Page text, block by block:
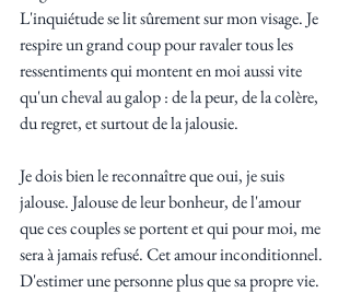
L'inquiétude se lit sûrement sur mon visage. Je
respire un grand coup pour ravaler tous les
ressentiments qui montent en moi aussi vite
qu'un cheval au galop : de la peur, de la colère,
du regret, et surtout de la jalousie.
Je dois bien le reconnaître que oui, je suis
jalouse. Jalouse de leur bonheur, de l'amour
que ces couples se portent et qui pour moi, me
sera à jamais refusé. Cet amour inconditionnel.
D'estimer une personne plus que sa propre vie.